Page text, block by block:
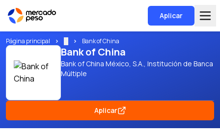
Aplicar
Página principal Bank of China
Bank of China
Bank of China México, S.A., Institución de Banca
Múltiple
Aplicar